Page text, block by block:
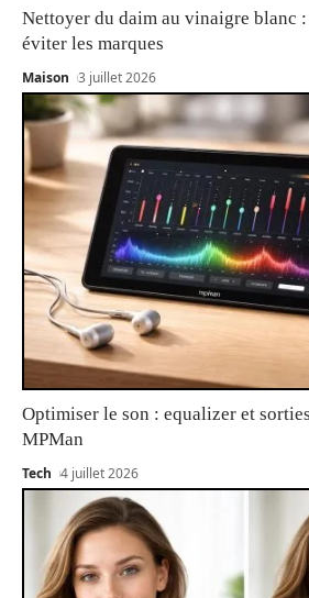
Nettoyer du daim au vinaigre blanc
éviter les marques
Maison 3 juillet 2026
Optimiser le son : equalizer et
MPMan
Tech 4 juillet 2026